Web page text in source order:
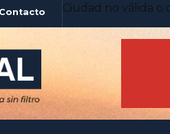
Contacto Ciudad no válida o